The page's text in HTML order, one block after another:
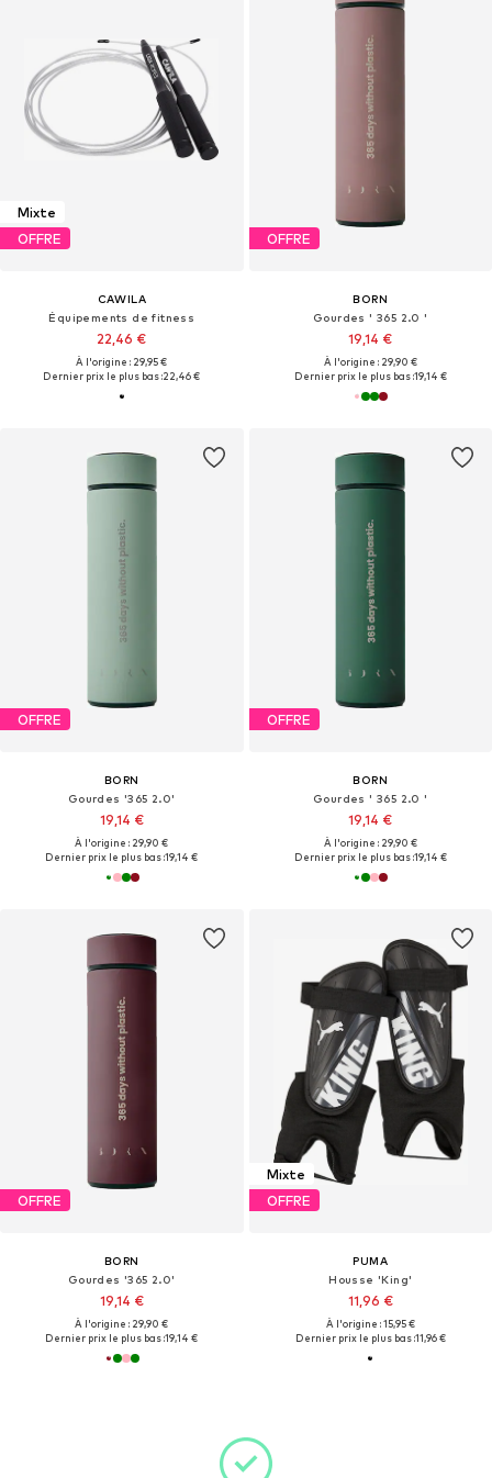
Mixte
OFFRE
CAWILA
Équipements de fitness
22,46 €
À l'origine : 29,95 €
Dernier prix le plus bas :22,46 €
OFFRE
BORN
Gourdes ' 365 2.0 '
19,14 €
À l'origine : 29,90 €
Dernier prix le plus bas :19,14 €
OFFRE
BORN
Gourdes '365 2.0'
19,14 €
À l'origine : 29,90 €
Dernier prix le plus bas :19,14 €
OFFRE
BORN
Gourdes ' 365 2.0 '
19,14 €
À l'origine : 29,90 €
Dernier prix le plus bas :19,14 €
OFFRE
BORN
Gourdes '365 2.0'
19,14 €
À l'origine : 29,90 €
Dernier prix le plus bas :19,14 €
Mixte
OFFRE
PUMA
Housse 'King'
11,96 €
À l'origine : 15,95 €
Dernier prix le plus bas :11,96 €